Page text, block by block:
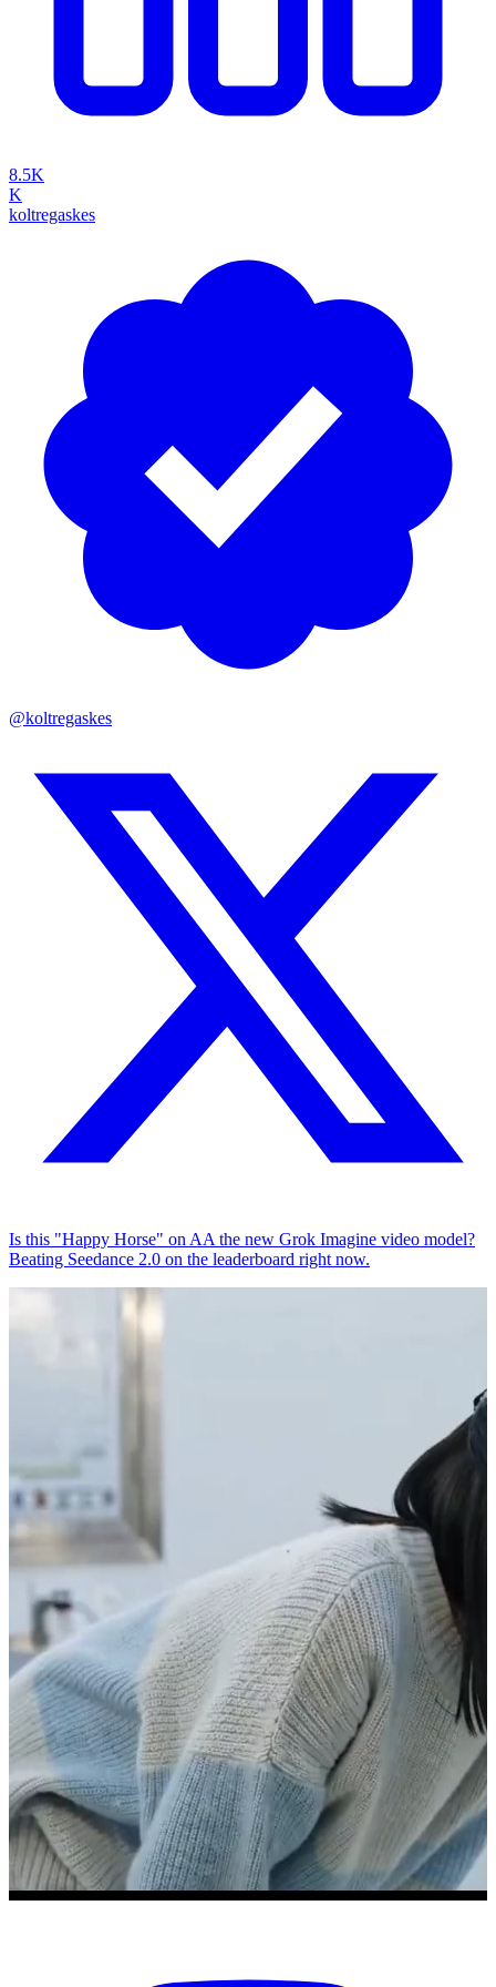
8.5K
K
koltregaskes
@koltregaskes
Is this "Happy Horse" on AA the new Grok Imagine video model?
Beating Seedance 2.0 on the leaderboard right now.